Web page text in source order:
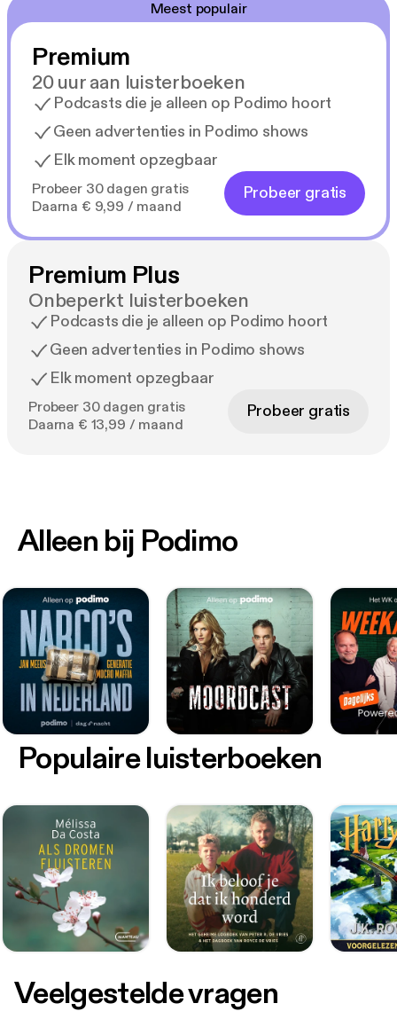
Meest populair
Premium
20 uur aan luisterboeken
Podcasts die je alleen op Podimo hoort
Geen advertenties in Podimo shows
Elk moment opzegbaar
Probeer 30 dagen gratis
Daarna € 9,99 / maand
Probeer gratis
Premium Plus
Onbeperkt luisterboeken
Podcasts die je alleen op Podimo hoort
Geen advertenties in Podimo shows
Elk moment opzegbaar
Probeer 30 dagen gratis
Daarna € 13,99 / maand
Probeer gratis
Alleen bij Podimo
Populaire luisterboeken
Veelgestelde vragen